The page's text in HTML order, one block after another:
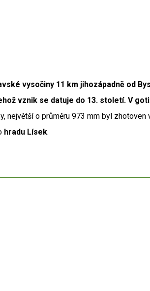
vysočiny 11 km jihozápadně od
vznik se datuje do 13. století. V
největší o průměru 973 mm byl zhotoven
hradu Lísek.